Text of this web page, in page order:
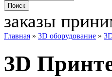
заказы
Главная » 3D оборудование »
3D